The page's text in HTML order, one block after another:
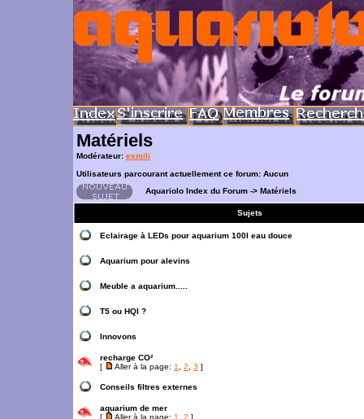
Matériels
Modérateur: exmili
Utilisateurs parcourant actuellement ce forum: Aucun
Aquariolo Index du Forum -> Matériels
Sujets
Eclairage à LEDs pour aquarium 100l eau douce
Aquarium pour alevins
Meuble a aquarium.....
T5 ou HQI ?
Innovons
recharge CO²
[
Aller à la page: 1 2 3 ]
Conseils filtres externes
aquarium de mer
[
Aller à la page: 1 2 ]